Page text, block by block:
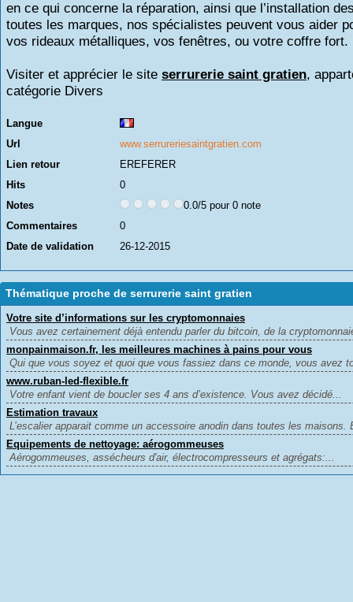
en ce qui concerne la réparation, ainsi que l’installation
toutes les marques, nos spécialistes peuvent vous aider
vos rideaux métalliques, vos fenêtres, ou votre coffre fort.
Visiter et apprécier le site serrurerie saint gratien,
catégorie Divers
Langue
Url
www.serrureriesaintgratien.com
Lien retour
EREFERER
Hits
0
Notes
0.0/5 pour 0 note
Commentaires
0
Date de validation
26-12-2015
Thématique proche de serrurerie saint gratien
Votre site d’informations sur les cryptomonnaies
Vous avez certainement déjà entendu parler du bitcoin, de la
monpainmaison.fr, les meilleures machines à pains pour vous
Qui que vous soyez et quoi que vous fassiez dans ce monde, vous avez
www.ruban-led-flexible.fr
Votre enfant vient de boucler ses 4 ans d’existence. Vous avez décidé...
Estimation travaux
L’escalier apparait comme un accessoire anodin dans toutes les maisons.
Equipements de nettoyage: aérogommeuses
Aérogommeuses, assécheurs d'air, électrocompresseurs et agrégats:...